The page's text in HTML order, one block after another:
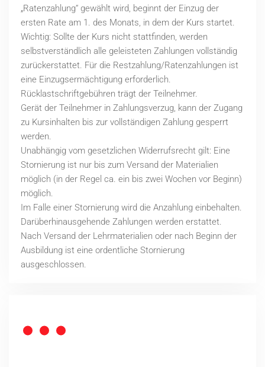
„Ratenzahlung“ gewählt wird, beginnt der Einzug der
ersten Rate am 1. des Monats, in dem der Kurs startet.
Wichtig: Sollte der Kurs nicht stattfinden, werden
selbstverständlich alle geleisteten Zahlungen vollständig
zurückerstattet. Für die Restzahlung/Ratenzahlungen ist
eine Einzugsermächtigung erforderlich.
Rücklastschriftgebühren trägt der Teilnehmer.
Gerät der Teilnehmer in Zahlungsverzug, kann der Zugang
zu Kursinhalten bis zur vollständigen Zahlung gesperrt
werden.
Unabhängig vom gesetzlichen Widerrufsrecht gilt: Eine
Stornierung ist nur bis zum Versand der Materialien
möglich (in der Regel ca. ein bis zwei Wochen vor Beginn)
möglich.
Im Falle einer Stornierung wird die Anzahlung einbehalten.
Darüberhinausgehende Zahlungen werden erstattet.
Nach Versand der Lehrmaterialien oder nach Beginn der
Ausbildung ist eine ordentliche Stornierung
ausgeschlossen.